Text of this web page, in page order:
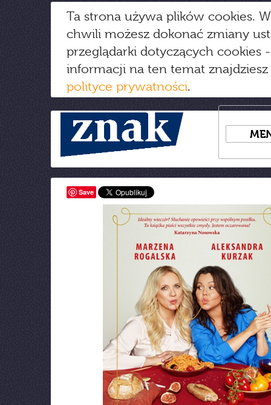
Ta strona używa plików cookies.
chwili możesz dokonać zmiany
przeglądarki dotyczących cookies
informacji na ten temat
polityce prywatności.
Save